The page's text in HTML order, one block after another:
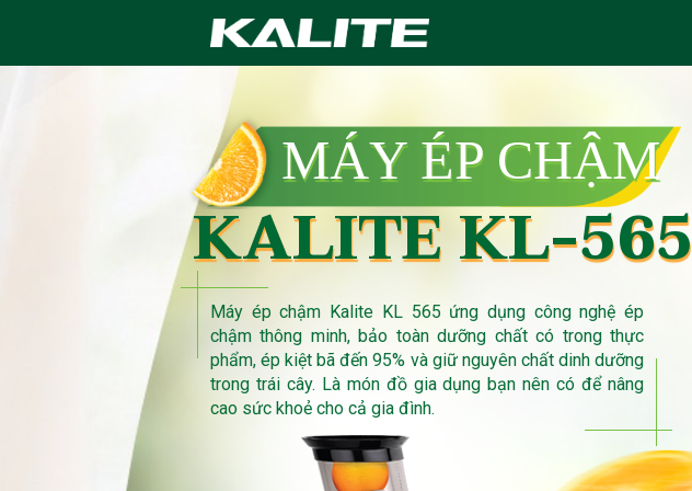
Máy ép chậm Kalite KL 565 ứng dụng công nghệ ép
chậm thông minh, bảo toàn dưỡng chất có trong thực
phẩm, ép kiệt bã đến 95% và giữ nguyên chất dinh dưỡng
trong trái cây. Là món đồ gia dụng bạn nên có để nâng
cao sức khoẻ cho cả gia đình.
MÁY ÉP CHẬM
KALITE KL-565